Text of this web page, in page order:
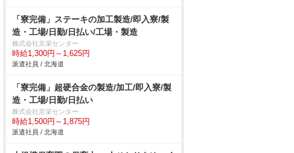
「寮完備」ステーキの加工製造/即入寮/製
造・工場/日勤/日払い/工場・製造
株式会社京栄センター
時給1,300円～1,625円
派遣社員 / 北海道
「寮完備」超硬合金の製造/加工/即入寮/製
造・工場/日勤/日払い
株式会社京栄センター
時給1,500円～1,875円
派遣社員 / 北海道